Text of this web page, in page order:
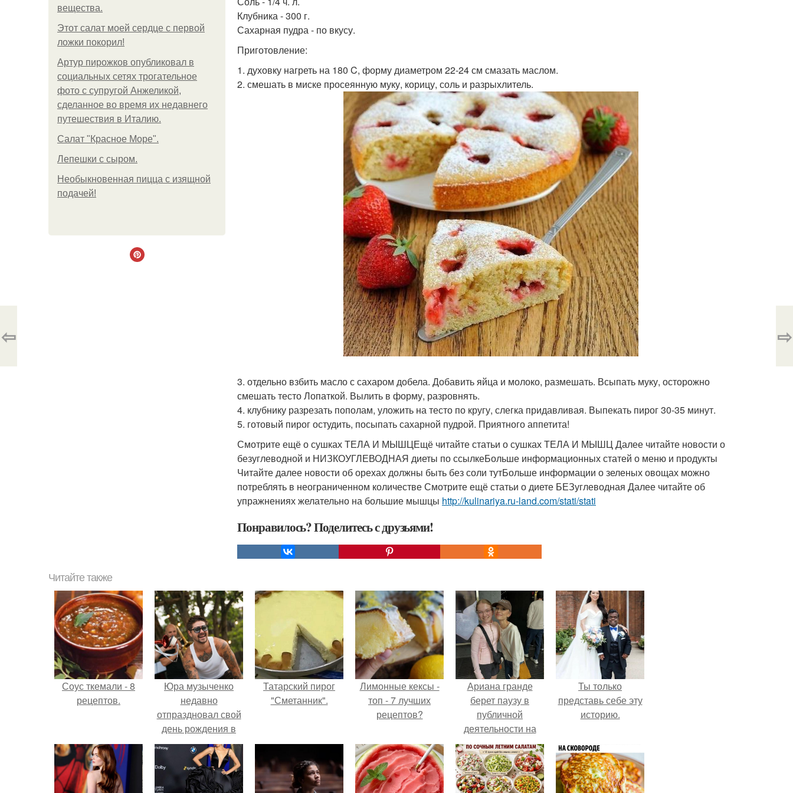
вещества.
Этот салат моей сердце с первой
ложки покорил!
Артур пирожков опубликовал в
социальных сетях трогательное
фото с супругой Анжеликой,
сделанное во время их недавнего
путешествия в Италию.
Салат "Красное Море".
Лепешки с сыром.
Необыкновенная пицца с изящной
подачей!
Клубника - 300 г.
Сахарная пудра - по вкусу.
Приготовление:
1. духовку нагреть на 180 C, форму диаметром 22-24 см смазать маслом.
2. смешать в миске просеянную муку, корицу, соль и разрыхлитель.
3. отдельно взбить масло с сахаром добела. Добавить яйца и молоко, размешать. Всыпать муку, осторожно
смешать тесто Лопаткой. Вылить в форму, разровнять.
4. клубнику разрезать пополам, уложить на тесто по кругу, слегка придавливая. Выпекать пирог 30-35 минут.
5. готовый пирог остудить, посыпать сахарной пудрой. Приятного аппетита!
Смотрите ещё о сушках ТЕЛА И МЫШЦЕщё читайте статьи о сушках ТЕЛА И МЫШЦ Далее читайте новости о
безуглеводной и НИЗКОУГЛЕВОДНАЯ диеты по ссылкеБольше информационных статей о меню и продукты
Читайте далее новости об орехах должны быть без соли тутБольше информации о зеленых овощах можно
потреблять в неограниченном количестве Смотрите ещё статьи о диете БЕЗуглеводная Далее читайте об
упражнениях желательно на большие мышцы http://kulinariya.ru-land.com/stati/stati
Понравилось? Поделитесь с друзьями!
⇦ ⇨
Читайте также
Соус ткемали - 8
рецептов.
Юра музыченко
недавно
отпраздновал свой
день рождения в
кругу самых
близких и родных
людей.
Татарский пирог
"Сметанник".
Лимонные кексы -
топ - 7 лучших
рецептов?
Ариана гранде
берет паузу в
публичной
деятельности на
фоне слухов о
своем здоровье.
Ты только
представь себе эту
историю.